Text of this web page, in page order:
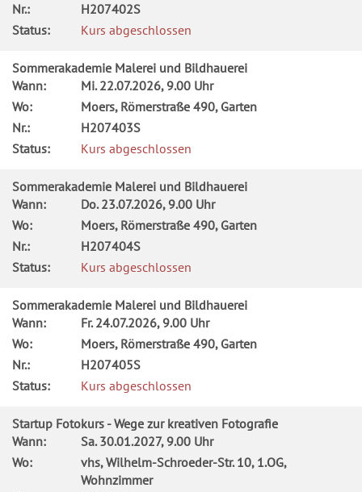
Nr.:
H207402S
Status:
Kurs abgeschlossen
Sommerakademie Malerei und Bildhauerei
Wann:
Mi.22.07.2026, 9.00 Uhr
Wo:
Moers, Römerstraße 490, Garten
Nr.:
H207403S
Status:
Kurs abgeschlossen
Sommerakademie Malerei und Bildhauerei
Wann:
Do.23.07.2026, 9.00 Uhr
Wo:
Moers, Römerstraße 490, Garten
Nr.:
H207404S
Status:
Kurs abgeschlossen
Sommerakademie Malerei und Bildhauerei
Wann:
Fr.24.07.2026, 9.00 Uhr
Wo:
Moers, Römerstraße 490, Garten
Nr.:
H207405S
Status:
Kurs abgeschlossen
Startup Fotokurs - Wege zur kreativen Fotografie
Wann:
Sa.30.01.2027, 9.00 Uhr
Wo:
vhs, Wilhelm-Schroeder-Str. 10, 1.OG,
Wohnzimmer